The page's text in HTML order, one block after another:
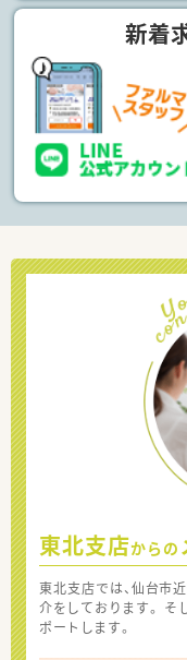
新着
東北支店からの
東北支店では、仙台市
介をしております。 そ
ポートします。